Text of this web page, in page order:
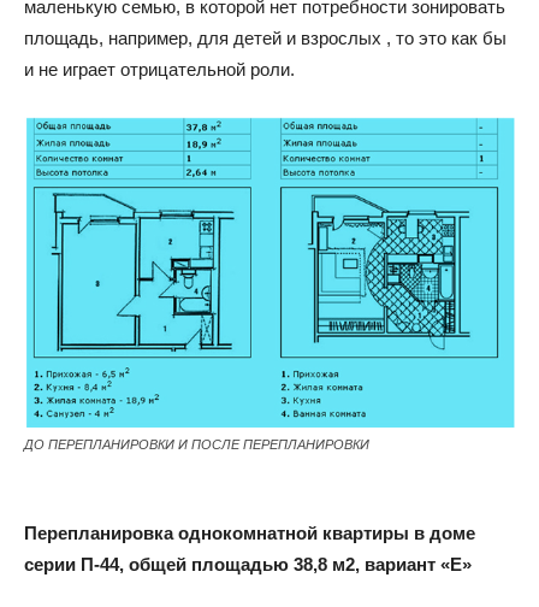
маленькую семью, в которой нет потребности зонировать
площадь, например, для детей и взрослых , то это как бы
и не играет отрицательной роли.
ДО ПЕРЕПЛАНИРОВКИ И ПОСЛЕ ПЕРЕПЛАНИРОВКИ
Перепланировка однокомнатной квартиры в доме
серии П-44, общей площадью 38,8 м2, вариант «Е»